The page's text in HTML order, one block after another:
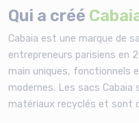
Qui a créé
Cabaia est une marque de
entrepreneurs parisiens en
main uniques, fonctionnels
modernes. Les sacs
matériaux recyclés et sont